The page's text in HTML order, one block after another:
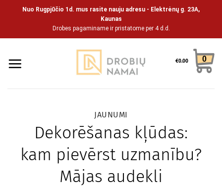
Nuo Rugpjūčio 1d. mus rasite nauju adresu - Elektrėnų g. 23A,
Kaunas
Drobes pagaminame ir pristatome per 4 d.d.
€0.00 0
JAUNUMI
Dekorēšanas kļūdas:
kam pievērst uzmanību?
Mājas audekli